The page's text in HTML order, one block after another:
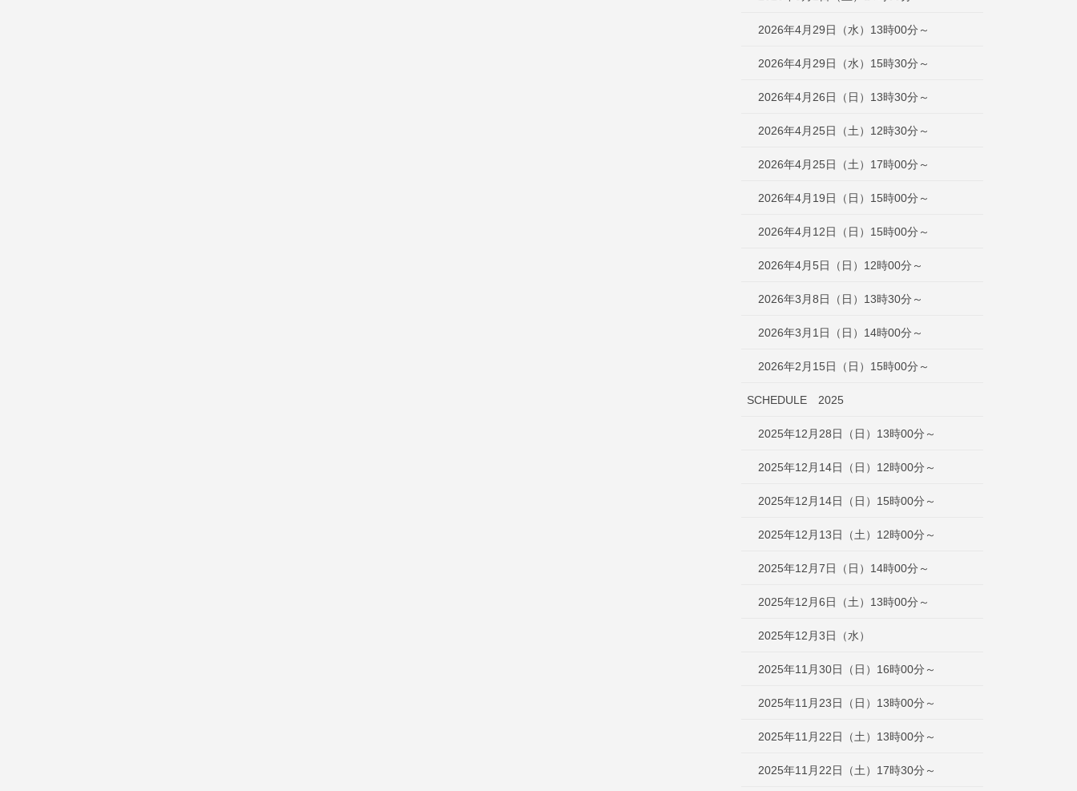
2026年4月29日（水）13時00分～
2026年4月29日（水）15時30分～
2026年4月26日（日）13時30分～
2026年4月25日（土）12時30分～
2026年4月25日（土）17時00分～
2026年4月19日（日）15時00分～
2026年4月12日（日）15時00分～
2026年4月5日（日）12時00分～
2026年3月8日（日）13時30分～
2026年3月1日（日）14時00分～
2026年2月15日（日）15時00分～
SCHEDULE 2025
2025年12月28日（日）13時00分～
2025年12月14日（日）12時00分～
2025年12月14日（日）15時00分～
2025年12月13日（土）12時00分～
2025年12月7日（日）14時00分～
2025年12月6日（土）13時00分～
2025年12月3日（水）
2025年11月30日（日）16時00分～
2025年11月23日（日）13時00分～
2025年11月22日（土）13時00分～
2025年11月22日（土）17時30分～